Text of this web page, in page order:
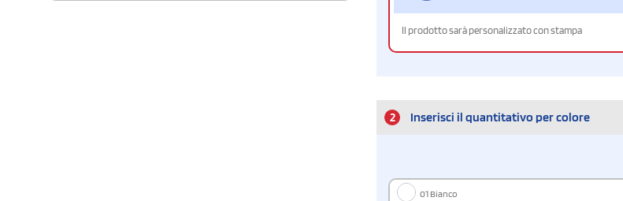
Il prodotto sarà personalizzato con stampa
2 Inserisci il quantitativo per colore
01 Bianco